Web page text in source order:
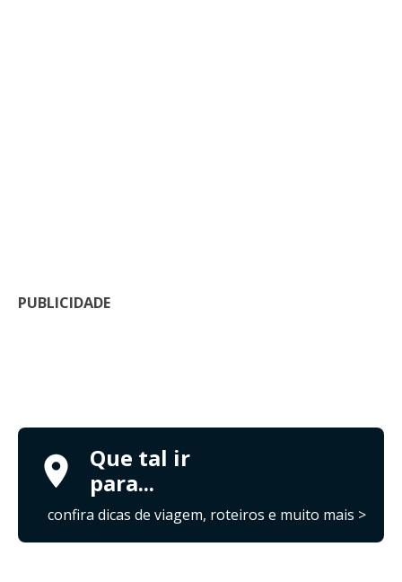
PUBLICIDADE
Que tal ir
para...
confira dicas de viagem, roteiros e muito mais >